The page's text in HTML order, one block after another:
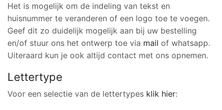
Het is mogelijk om de indeling van tekst en
huisnummer te veranderen of een logo toe te voegen.
Geef dit zo duidelijk mogelijk aan bij uw bestelling
en/of stuur ons het ontwerp toe via mail of whatsapp.
Uiteraard kun je ook altijd contact met ons opnemen.
Lettertype
Voor een selectie van de lettertypes klik hier: